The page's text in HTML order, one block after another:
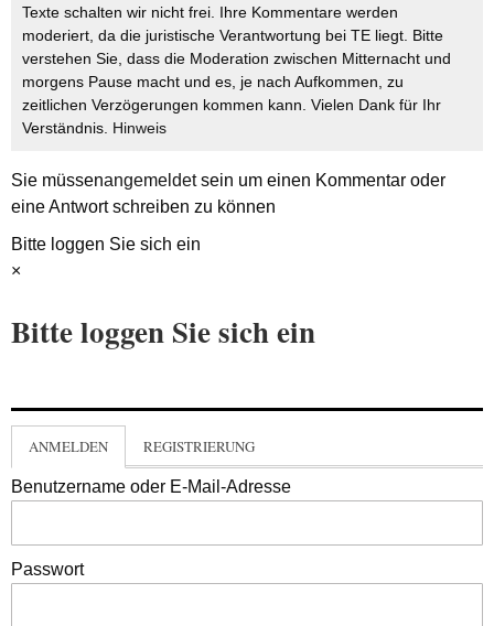
Texte schalten wir nicht frei. Ihre Kommentare werden
moderiert, da die juristische Verantwortung bei TE liegt. Bitte
verstehen Sie, dass die Moderation zwischen Mitternacht und
morgens Pause macht und es, je nach Aufkommen, zu
zeitlichen Verzögerungen kommen kann. Vielen Dank für Ihr
Verständnis. Hinweis
Sie müssenangemeldetsein um einen Kommentar oder
eine Antwort schreiben zu können
Bitte loggen Sie sich ein
×
Bitte loggen Sie sich ein
ANMELDEN REGISTRIERUNG
Benutzername oder E-Mail-Adresse
Passwort